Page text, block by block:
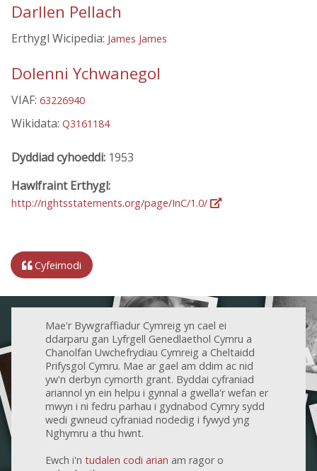
Darllen Pellach
Erthygl Wicipedia: James James
Dolenni Ychwanegol
VIAF: 63226940
Wikidata: Q3161184
Dyddiad cyhoeddi: 1953
Hawlfraint Erthygl:
http://rightsstatements.org/page/InC/1.0/
Cyfeirnodi
Mae'r Bywgraffiadur Cymreig yn cael ei
ddarparu gan Lyfrgell Genedlaethol Cymru a
Chanolfan Uwchefrydiau Cymreig a Cheltaidd
Prifysgol Cymru. Mae ar gael am ddim ac nid
yw'n derbyn cymorth grant. Byddai cyfraniad
ariannol yn ein helpu i gynnal a gwella'r wefan er
mwyn i ni fedru parhau i gydnabod Cymry sydd
wedi gwneud cyfraniad nodedig i fywyd yng
Nghymru a thu hwnt.
Ewch i'n tudalen codi arian am ragor o